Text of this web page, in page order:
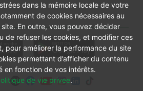
dans la mémoire locale de votre
de cookies nécessaires au
En outre, vous pouvez décider
de refuser les cookies, et modifier ces
pour améliorer la performance du site
permettant d’afficher du contenu
en fonction de vos intérêts.
de vie privee.